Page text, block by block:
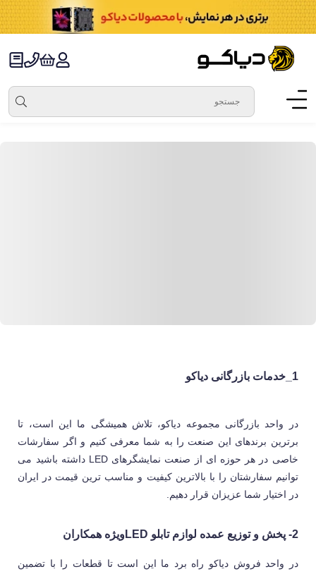
1_ خدمات بازرگانی دیاکو
در واحد بازرگانی مجموعه دیاکو، تلاش همیشگی ما این است، تا
برترین برندهای این صنعت را به شما معرفی کنیم و اگر سفارشات
خاصی در هر حوزه ای از صنعت نمایشگرهای LED داشته باشید می
توانیم سفارشتان را با بالاترین کیفیت و مناسب ترین قیمت در ایران
در اختیار شما عزیزان قرار دهیم.
2- پخش و توزیع عمده لوازم تابلو LEDویژه همکاران
در واحد فروش دیاکو راه برد ما این است تا قطعات را با تضمین